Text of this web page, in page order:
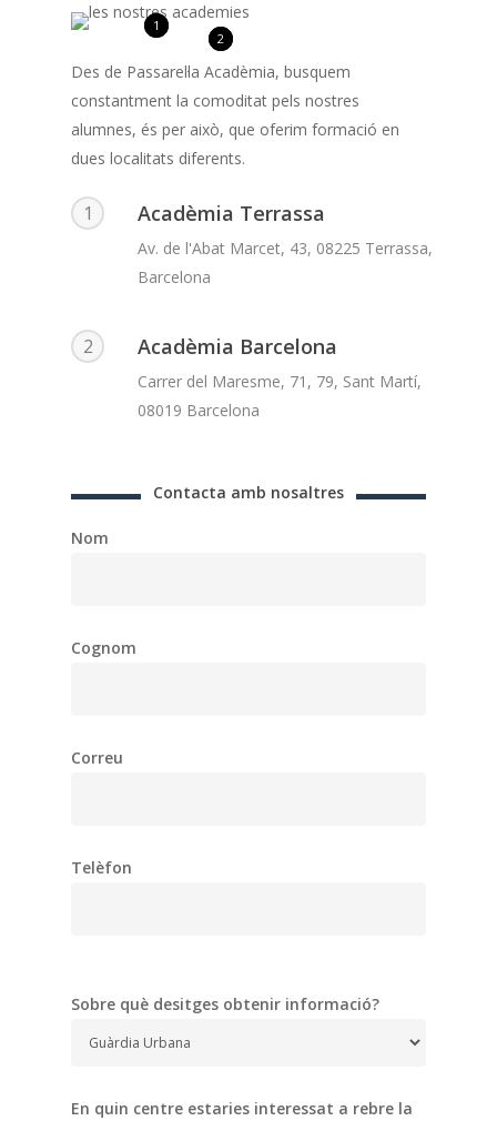
1
2
Des de Passarel·la Acadèmia, busquem
constantment la comoditat pels nostres
alumnes, és per això, que oferim formació en
dues localitats diferents.
1 Acadèmia Terrassa
Av. de l'Abat Marcet, 43, 08225 Terrassa,
Barcelona
2 Acadèmia Barcelona
Carrer del Maresme, 71, 79, Sant Martí,
08019 Barcelona
Contacta amb nosaltres
Nom
Cognom
Correu
Telèfon
Sobre què desitges obtenir informació?
En quin centre estaries interessat a rebre la